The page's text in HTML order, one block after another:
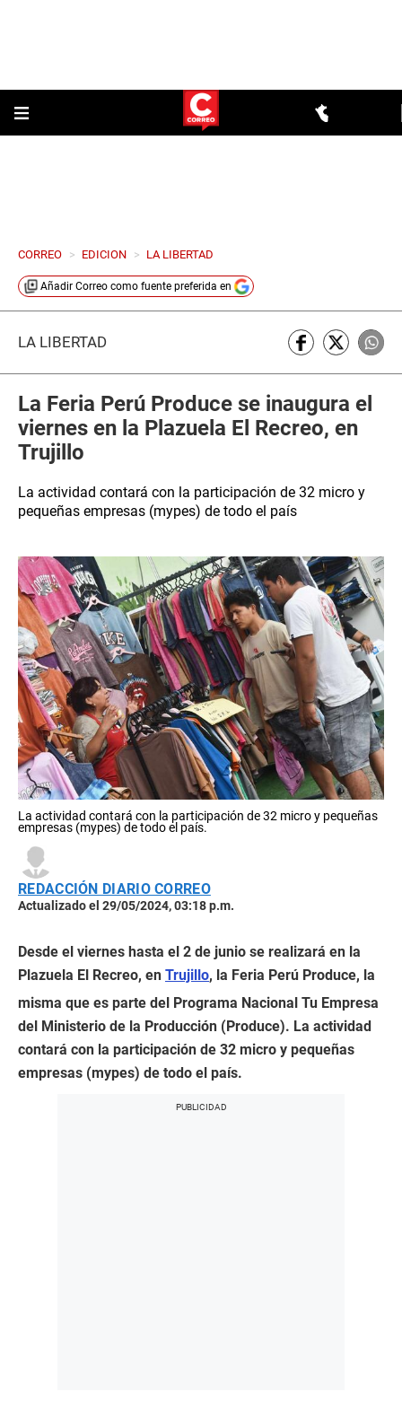
CORREO > EDICION > LA LIBERTAD
Añadir Correo como fuente preferida en
LA LIBERTAD
La Feria Perú Produce se inaugura el
viernes en la Plazuela El Recreo, en
Trujillo
La actividad contará con la participación de 32 micro y
pequeñas empresas (mypes) de todo el país
La actividad contará con la participación de 32 micro y pequeñas
empresas (mypes) de todo el país.
REDACCIÓN DIARIO CORREO
Actualizado el 29/05/2024, 03:18 p.m.
Desde el viernes hasta el 2 de junio se realizará en la
Plazuela El Recreo, en Trujillo, la Feria Perú Produce, la
misma que es parte del Programa Nacional Tu Empresa
del Ministerio de la Producción (Produce). La actividad
contará con la participación de 32 micro y pequeñas
empresas (mypes) de todo el país.